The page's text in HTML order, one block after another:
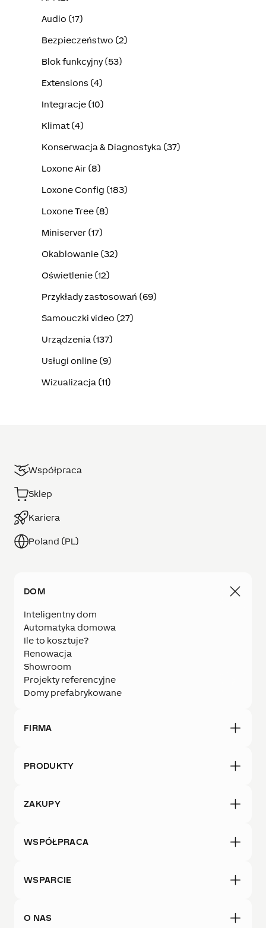
Audio (17)
Bezpieczeństwo (2)
Blok funkcyjny (53)
Extensions (4)
Integracje (10)
Klimat (4)
Konserwacja & Diagnostyka (37)
Loxone Air (8)
Loxone Config (183)
Loxone Tree (8)
Miniserver (17)
Okablowanie (32)
Oświetlenie (12)
Przykłady zastosowań (69)
Samouczki video (27)
Urządzenia (137)
Usługi online (9)
Wizualizacja (11)
Współpraca
Sklep
Kariera
Poland (PL)
DOM
Inteligentny dom
Automatyka domowa
Ile to kosztuje?
Renowacja
Showroom
Projekty referencyjne
Domy prefabrykowane
FIRMA
PRODUKTY
ZAKUPY
WSPÓŁPRACA
WSPARCIE
O NAS